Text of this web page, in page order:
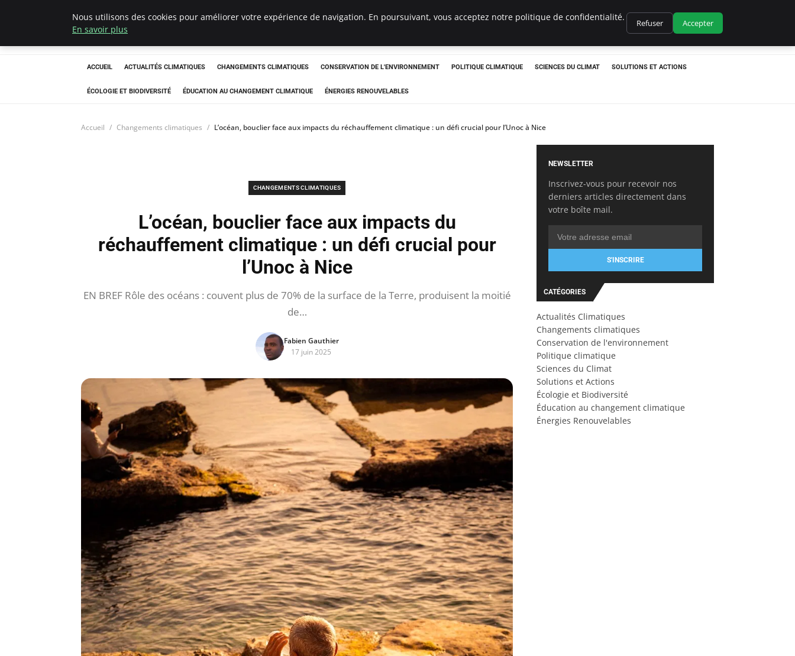
Climatedebtagents
ACCUEIL ACTUALITÉS CLIMATIQUES CHANGEMENTS CLIMATIQUES CONSERVATION DE L'ENVIRONNEMENT POLITIQUE CLIMATIQUE SCIENCES DU CLIMAT SOLUTIONS ET ACTIONS
ÉCOLOGIE ET BIODIVERSITÉ ÉDUCATION AU CHANGEMENT CLIMATIQUE ÉNERGIES RENOUVELABLES
Accueil Changements climatiques L’océan, bouclier face aux impacts du réchauffement climatique : un défi crucial pour l’Unoc à Nice
CHANGEMENTS CLIMATIQUES
L’océan, bouclier face aux impacts du
réchauffement climatique : un défi crucial pour
l’Unoc à Nice
EN BREF Rôle des océans : couvent plus de 70% de la surface de la Terre, produisent la moitié
de…
Fabien Gauthier
17 juin 2025
NEWSLETTER
Inscrivez-vous pour recevoir nos
derniers articles directement dans
votre boîte mail.
S'INSCRIRE
CATÉGORIES
Actualités Climatiques
Changements climatiques
Conservation de l'environnement
Politique climatique
Sciences du Climat
Solutions et Actions
Écologie et Biodiversité
Éducation au changement climatique
Énergies Renouvelables
Nous utilisons des cookies pour améliorer votre expérience de navigation. En poursuivant, vous acceptez notre politique de confidentialité.
En savoir plus
Refuser Accepter